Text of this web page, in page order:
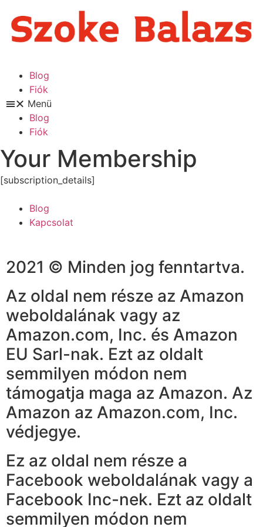
Blog
Fiók
Menü
Blog
Fiók
Your Membership
[subscription_details]
Blog
Kapcsolat
2021 © Minden jog fenntartva.
Az oldal nem része az Amazon
weboldalának vagy az
Amazon.com, Inc. és Amazon
EU Sarl-nak. Ezt az oldalt
semmilyen módon nem
támogatja maga az Amazon. Az
Amazon az Amazon.com, Inc.
védjegye.
Ez az oldal nem része a
Facebook weboldalának vagy a
Facebook Inc-nek. Ezt az oldalt
semmilyen módon nem